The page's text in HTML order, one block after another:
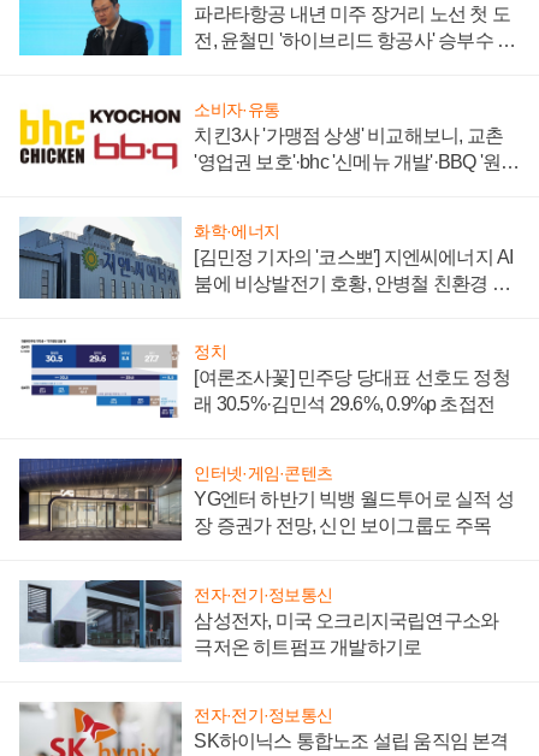
파라타항공 내년 미주 장거리 노선 첫 도
전, 윤철민 '하이브리드 항공사' 승부수 통
소비자·유통
치킨3사 '가맹점 상생' 비교해보니, 교촌
'영업권 보호'·bhc '신메뉴 개발'·BBQ '원가
화학·에너지
[김민정 기자의 '코스뽀'] 지엔씨에너지 AI
붐에 비상발전기 호황, 안병철 친환경 에
정치
[여론조사꽃] 민주당 당대표 선호도 정청
래 30.5%·김민석 29.6%, 0.9%p 초접전
인터넷·게임·콘텐츠
YG엔터 하반기 빅뱅 월드투어로 실적 성
장 증권가 전망, 신인 보이그룹도 주목
전자·전기·정보통신
삼성전자, 미국 오크리지국립연구소와
극저온 히트펌프 개발하기로
전자·전기·정보통신
SK하이닉스 통합노조 설립 움직임 본격